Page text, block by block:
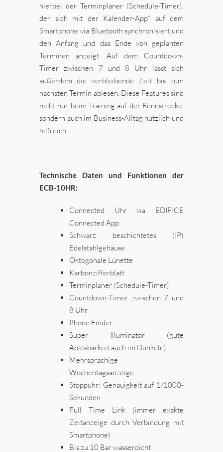
hierbei der Terminplaner (Schedule-Timer),
der sich mit der Kalender-App* auf dem
Smartphone via Bluetooth synchronisiert und
den Anfang und das Ende von geplanten
Terminen anzeigt. Auf dem Countdown-
Timer zwischen 7 und 8 Uhr lässt sich
außerdem die verbleibende Zeit bis zum
nächsten Termin ablesen. Diese Features sind
nicht nur beim Training auf der Rennstrecke,
sondern auch im Business-Alltag nützlich und
hilfreich.
Technische Daten und Funktionen der
ECB-10HR:
Connected Uhr via EDIFICE
Connected App
Schwarz beschichtetes (IP)
Edelstahlgehäuse
Oktogonale Lünette
Karbonzifferblatt
Terminplaner (Schedule-Timer)
Countdown-Timer zwischen 7 und
8 Uhr
Phone Finder
Super Illuminator (gute
Ablesbarkeit auch im Dunkeln)
Mehrsprachige
Wochentagsanzeige
Stoppuhr: Genauigkeit auf 1/1000-
Sekunden
Full Time Link (immer exakte
Zeitanzeige durch Verbindung mit
Smartphone)
Bis zu 10 Bar wasserdicht